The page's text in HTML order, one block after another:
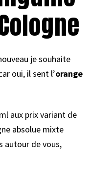
je souhaite
oui, il sent l’orange
aux prix variant de
absolue mixte
autour de vous,